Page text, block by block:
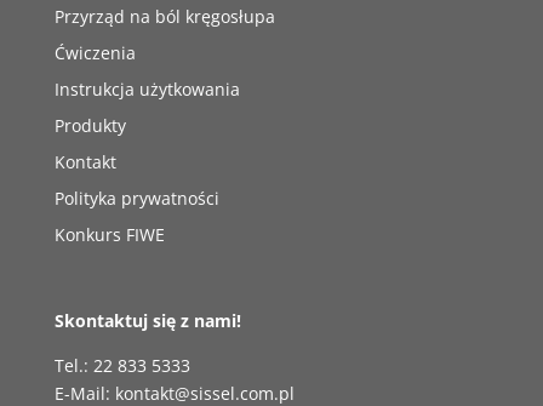
Przyrząd na ból kręgosłupa
Ćwiczenia
Instrukcja użytkowania
Produkty
Kontakt
Polityka prywatności
Konkurs FIWE
Skontaktuj się z nami!
Tel.: 22 833 5333
E-Mail: kontakt@sissel.com.pl